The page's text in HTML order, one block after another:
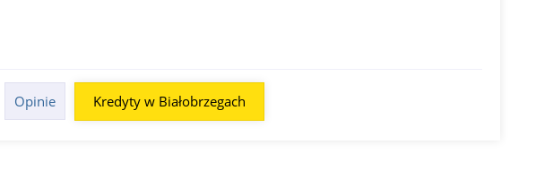
Opinie Kredyty w Białobrzegach